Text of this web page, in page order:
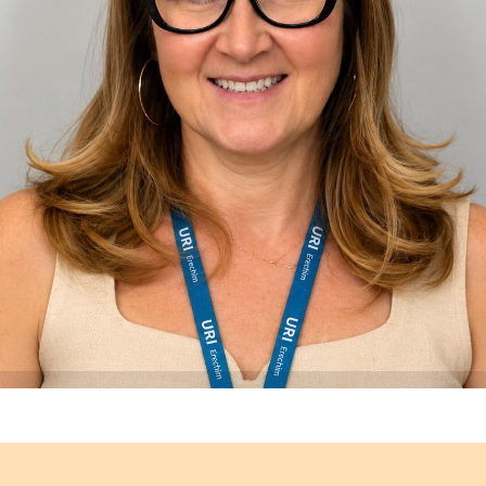
é coordenado pela professora Fernanda Dal’Maso